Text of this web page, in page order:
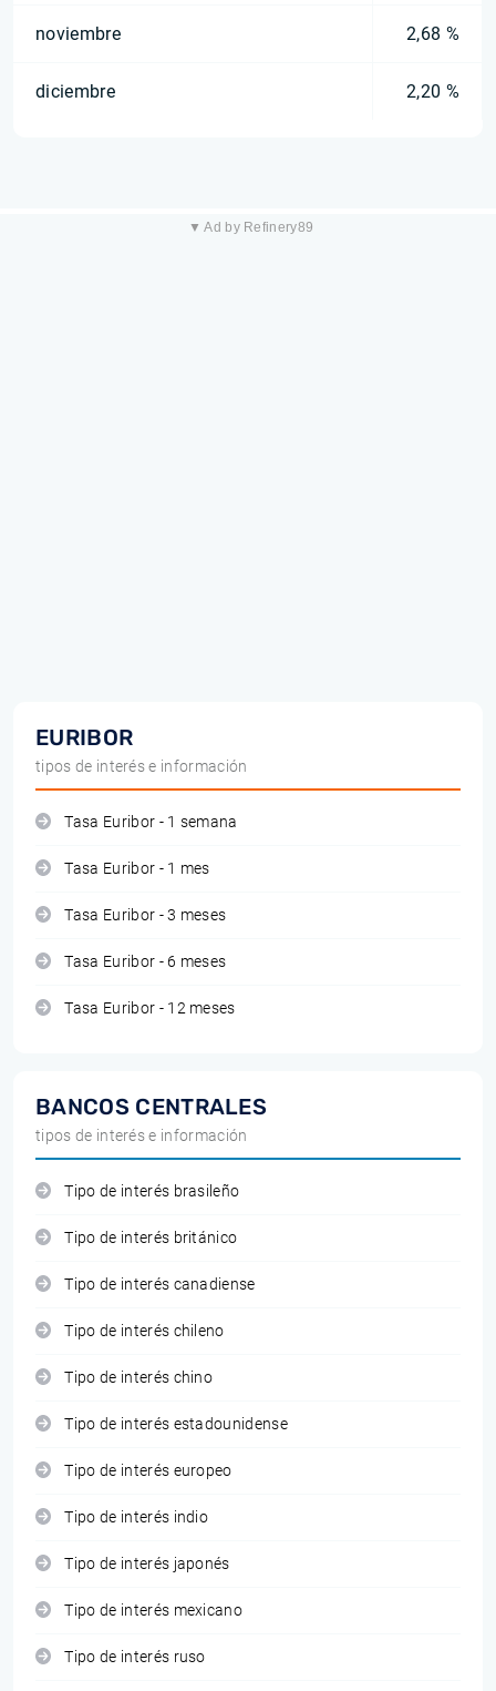
noviembre 2,68 %
diciembre 2,20 %
▼ Ad by Refinery89
EURIBOR
tipos de interés e información
Tasa Euribor - 1 semana
Tasa Euribor - 1 mes
Tasa Euribor - 3 meses
Tasa Euribor - 6 meses
Tasa Euribor - 12 meses
BANCOS CENTRALES
tipos de interés e información
Tipo de interés brasileño
Tipo de interés británico
Tipo de interés canadiense
Tipo de interés chileno
Tipo de interés chino
Tipo de interés estadounidense
Tipo de interés europeo
Tipo de interés indio
Tipo de interés japonés
Tipo de interés mexicano
Tipo de interés ruso